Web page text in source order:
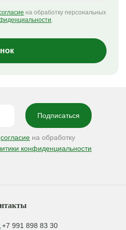
на обработку персональных
.
согласие на обработку
конфиденциальности
+7 991 898 83 30